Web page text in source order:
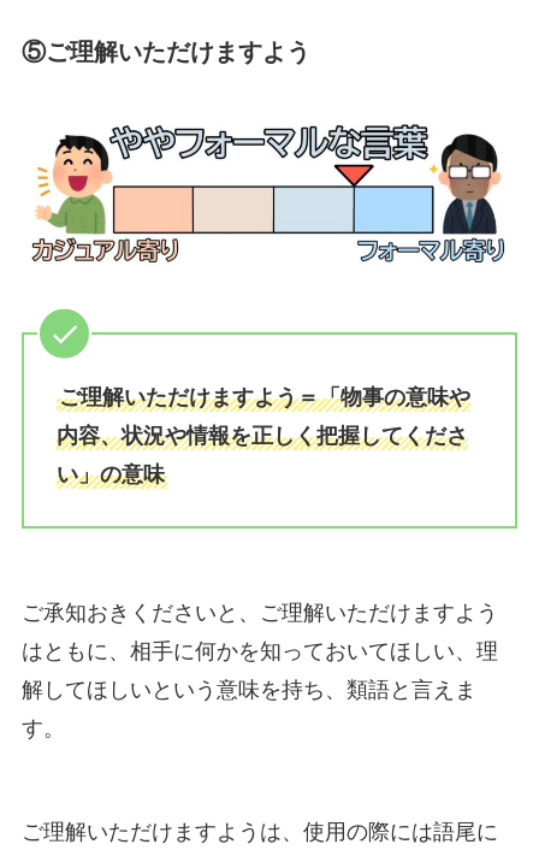
⑤ご理解いただけますよう
ご理解いただけますよう＝「物事の意味や
内容、状況や情報を正しく把握してくださ
い」の意味
ご承知おきくださいと、ご理解いただけますよう
はともに、相手に何かを知っておいてほしい、理
解してほしいという意味を持ち、類語と言えま
す。
ご理解いただけますようは、使用の際には語尾に